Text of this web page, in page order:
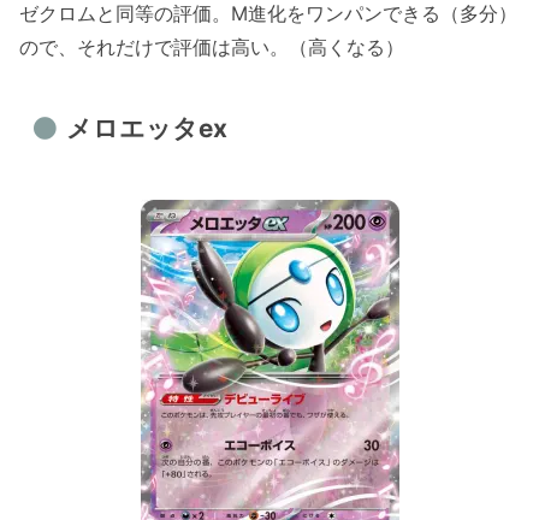
ゼクロムと同等の評価。M進化をワンパンできる（多分）
ので、それだけで評価は高い。（高くなる）
メロエッタex